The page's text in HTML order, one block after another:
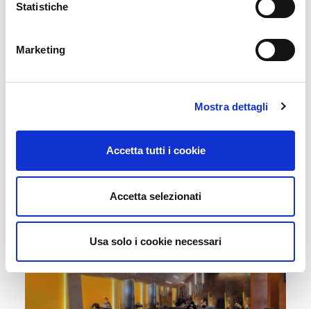
Statistiche
Marketing
Mostra dettagli
Accetta tutti i cookie
Accetta selezionati
Usa solo i cookie necessari
Acquista i nostri servizi online